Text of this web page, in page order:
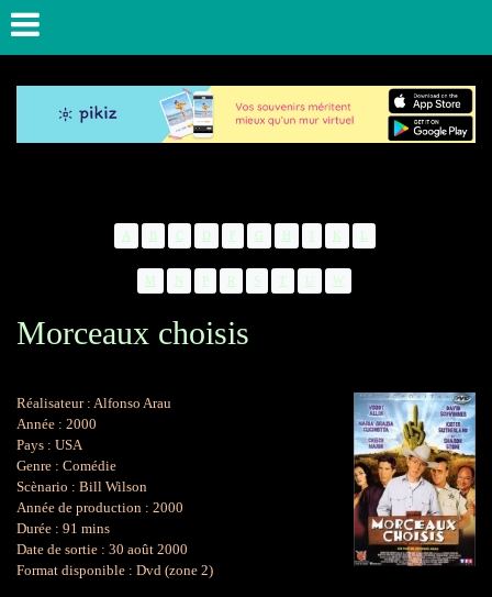
A B C D F G K
M N P R S T W
Morceaux choisis
Réalisateur : Alfonso Arau
Année : 2000
Pays : USA
Genre : Comédie
Scènario : Bill Wilson
Année de production : 2000
Durée : 91 mins
Date de sortie : 30 août 2000
Format disponible : Dvd (zone 2)